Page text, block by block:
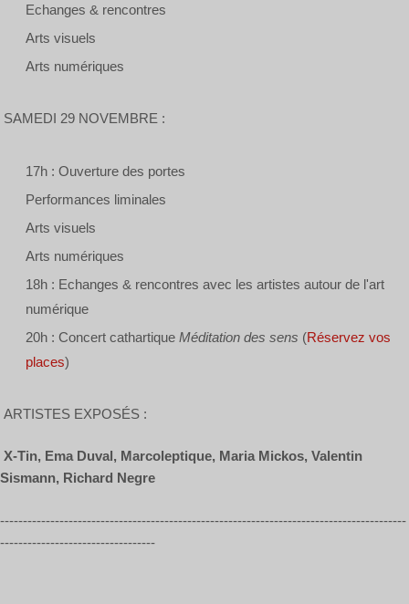
Echanges & rencontres
Arts visuels
Arts numériques
SAMEDI 29 NOVEMBRE :
17h : Ouverture des portes
Performances liminales
Arts visuels
Arts numériques
18h : Echanges & rencontres avec les artistes autour de l'art
numérique
20h : Concert cathartique Méditation des sens (Réservez vos
places)
ARTISTES EXPOSÉS :
X-Tin, Ema Duval, Marcoleptique, Maria Mickos, Valentin
Sismann, Richard Negre
-----------------------------------------------------------------------------------------
----------------------------------